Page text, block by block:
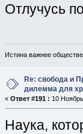
Отлучусь
Истина важнее
Re: свобода и
дилемма для
« Ответ #191 : 10
Наука,